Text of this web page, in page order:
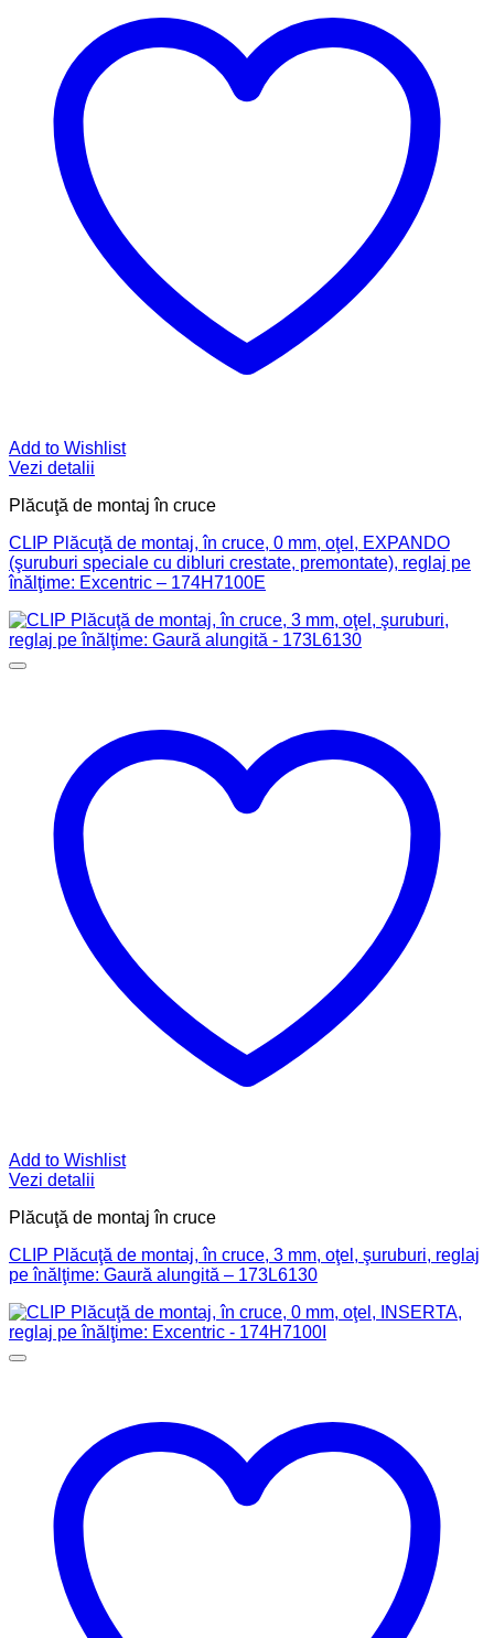
Add to Wishlist
Vezi detalii
Plăcuţă de montaj în cruce
CLIP Plăcuţă de montaj, în cruce, 0 mm, oţel, EXPANDO
(şuruburi speciale cu dibluri crestate, premontate), reglaj pe
înălţime: Excentric – 174H7100E
Add to Wishlist
Vezi detalii
Plăcuţă de montaj în cruce
CLIP Plăcuţă de montaj, în cruce, 3 mm, oţel, şuruburi, reglaj
pe înălţime: Gaură alungită – 173L6130